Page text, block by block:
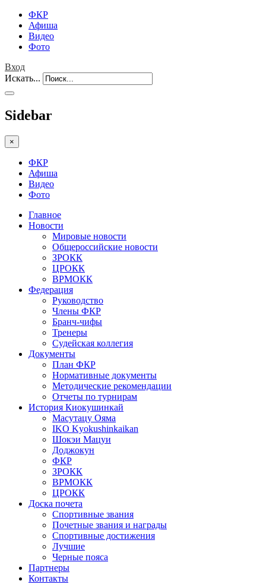
ФКР
Афиша
Видео
Фото
Вход
Искать...
Sidebar
×
ФКР
Афиша
Видео
Фото
Главное
Новости
Мировые новости
Общероссийские новости
ЗРОКК
ЦРОКК
ВРМОКК
Федерация
Руководство
Члены ФКР
Бранч-чифы
Тренеры
Судейская коллегия
Документы
План ФКР
Нормативные документы
Методические рекомендации
Отчеты по турнирам
История Киокушинкай
Масутацу Ояма
IKO Kyokushinkaikan
Шокэи Мацуи
Доджокун
ФКР
ЗРОКК
ВРМОКК
ЦРОКК
Доска почета
Спортивные звания
Почетные звания и награды
Спортивные достижения
Лучшие
Черные пояса
Партнеры
Контакты